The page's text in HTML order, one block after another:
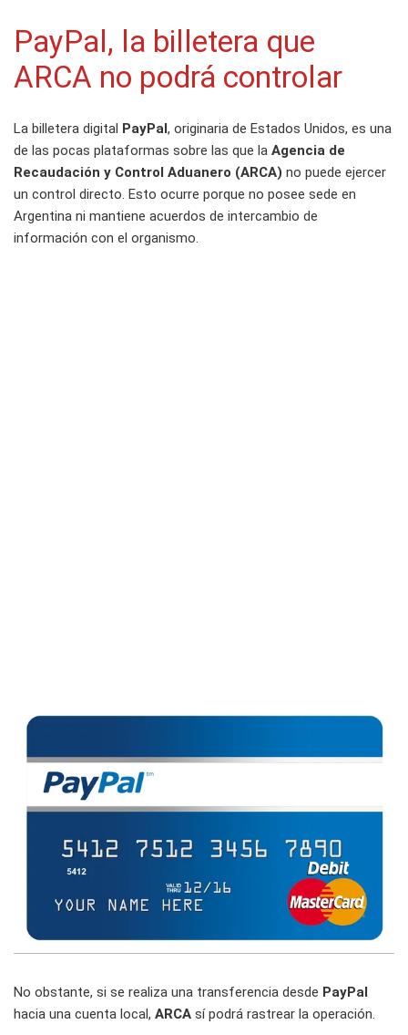
PayPal, la billetera que
ARCA no podrá controlar
La billetera digital PayPal, originaria de Estados Unidos, es una
de las pocas plataformas sobre las que la Agencia de
Recaudación y Control Aduanero (ARCA) no puede ejercer
un control directo. Esto ocurre porque no posee sede en
Argentina ni mantiene acuerdos de intercambio de
información con el organismo.
No obstante, si se realiza una transferencia desde PayPal
hacia una cuenta local, ARCA sí podrá rastrear la operación.